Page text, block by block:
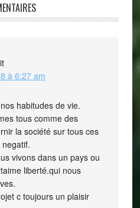
à 6:27 am
habitudes de vie.
tous comme des
la société sur tous ces
vivons dans un pays ou
liberté.qui nous
c toujours un plaisir